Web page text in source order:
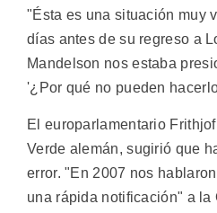
"Ésta es una situación muy
días antes de su regreso a
Mandelson nos estaba
'¿Por qué no pueden
El europarlamentario
Verde alemán, sugirió que
error. "En 2007 nos
una rápida notificación" a la